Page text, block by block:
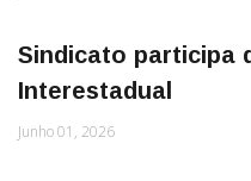
Sindicato participa
Interestadual
Junho 01, 2026